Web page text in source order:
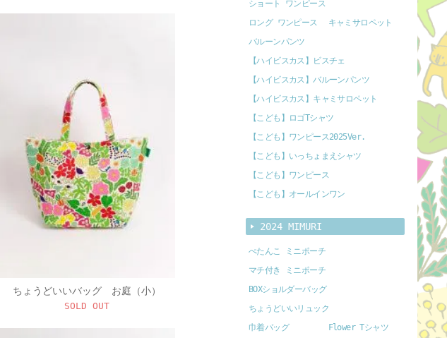
ちょうどいいバッグ お庭（小）
SOLD OUT
ショート ワンピース
ロング ワンピース
キャミサロペット
バルーンパンツ
【ハイビスカス】ビスチェ
【ハイビスカス】バルーンパンツ
【ハイビスカス】キャミサロペット
【こども】ロゴTシャツ
【こども】ワンピース2025Ver.
【こども】いっちょまえシャツ
【こども】ワンピース
【こども】オールインワン
2024 MIMURI
ぺたんこ ミニポーチ
マチ付き ミニポーチ
BOXショルダーバッグ
ちょうどいいリュック
巾着バッグ
Flower Tシャツ